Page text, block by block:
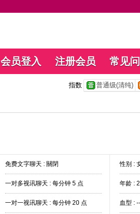
会员登入 注册会员 常见
指数 普通级(清纯)
免费文字聊天 : 關閉
一对多视讯聊天 : 每分钟 5 点
一对一视讯聊天 : 每分钟 20 点
性别 :
年龄 :
血型 :